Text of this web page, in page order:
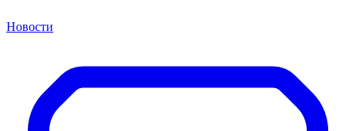
Новости